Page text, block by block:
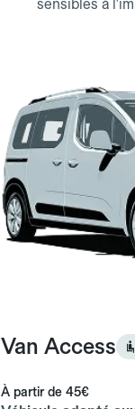
sensibles à
Van Access
À partir de 45€